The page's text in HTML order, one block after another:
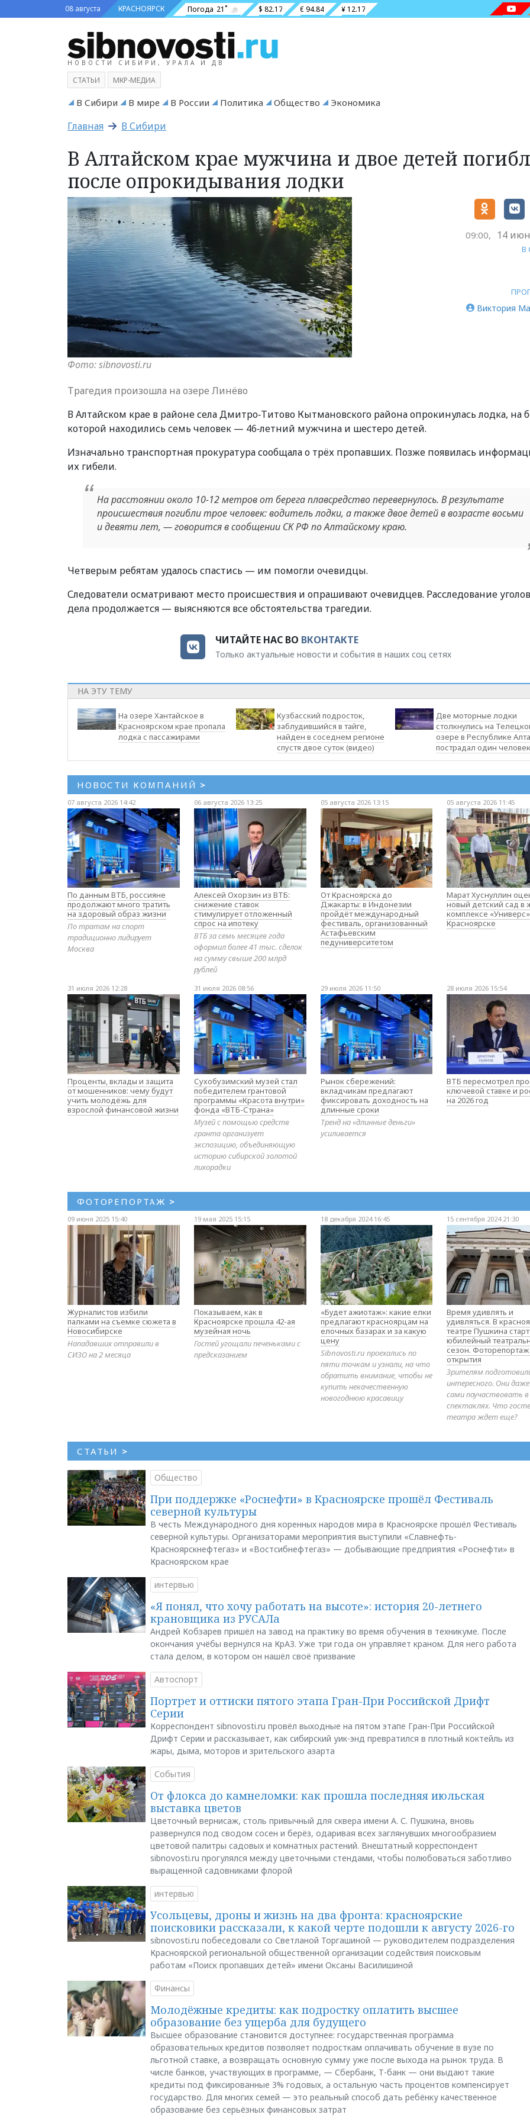
08 августа КРАСНОЯРСК Погода 21˚ $ 82.17 € 94.84 ¥ 12.17
НОВОСТИ СИБИРИ, УРАЛА И ДВ
СТАТЬИ МКР-МЕДИА
В Сибири В мире В России Политика Общество Экономика
Главная В Сибири
В Алтайском крае мужчина и двое детей
после опрокидывания лодки
Фото: sibnovosti.ru
09:00, 14
В
Виктория
Трагедия произошла на озере Линёво
В Алтайском крае в районе села Дмитро‑Титово Кытмановского района опрокинулась лодка, на
которой находились семь человек — 46‑летний мужчина и шестеро детей.
Изначально транспортная прокуратура сообщала о трёх пропавших. Позже появилась
их гибели.
На расстоянии около 10-12 метров от берега плавсредство перевернулось. В результате
происшествия погибли трое человек: водитель лодки, а также двое детей в возрасте восьми
и девяти лет, — говорится в сообщении СК РФ по Алтайскому краю.
Четверым ребятам удалось спастись — им помогли очевидцы.
Следователи осматривают место происшествия и опрашивают очевидцев. Расследование
дела продолжается — выясняются все обстоятельства трагедии.
ЧИТАЙТЕ НАС ВО ВКОНТАКТЕ
Только актуальные новости и события в наших соц сетях
НА ЭТУ ТЕМУ
На озере Хантайское в
Красноярском крае пропала
лодка с пассажирами
Кузбасский подросток,
заблудившийся в тайге,
найден в соседнем регионе
спустя двое суток (видео)
Две моторные лодки
столкнулись на
озере в Республике
пострадал один человек
НОВОСТИ КОМПАНИЙ >
07 августа 2026 14:42
По данным ВТБ, россияне
продолжают много тратить
на здоровый образ жизни
По тратам на спорт
традиционно лидирует
Москва
06 августа 2026 13:25
Алексей Охорзин из ВТБ:
снижение ставок
стимулирует отложенный
спрос на ипотеку
ВТБ за семь месяцев года
оформил более 41 тыс. сделок
на сумму свыше 200 млрд
рублей
05 августа 2026 13:15
От Красноярска до
Джакарты: в Индонезии
пройдёт международный
фестиваль, организованный
Астафьевским
педуниверситетом
05 августа 2026 11:45
Марат Хуснуллин
новый детский сад в
комплексе
Красноярске
31 июля 2026 12:28
Проценты, вклады и защита
от мошенников: чему будут
учить молодёжь для
взрослой финансовой жизни
31 июля 2026 08:56
Сухобузимский музей стал
победителем грантовой
программы «Красота внутри»
фонда «ВТБ-Страна»
Музей с помощью средств
гранта организует
экспозицию, объединяющую
историю сибирской золотой
лихорадки
29 июля 2026 11:50
Рынок сбережений:
вкладчикам предлагают
фиксировать доходность на
длинные сроки
Тренд на «длинные деньги»
усиливается
28 июля 2026 15:54
ВТБ пересмотрел
ключевой ставке и
на 2026 год
ФОТОРЕПОРТАЖ >
09 июня 2025 15:40
Журналистов избили
палками на съемке сюжета в
Новосибирске
Нападавших отправили в
СИЗО на 2 месяца
19 мая 2025 15:15
Показываем, как в
Красноярске прошла 42-ая
музейная ночь
Гостей угощали печеньками с
предсказанием
18 декабря 2024 16:45
«Будет ажиотаж»: какие елки
предлагают красноярцам на
елочных базарах и за какую
цену
Sibnovosti.ru проехались по
пяти точкам и узнали, на что
обратить внимание, чтобы не
купить некачественную
новогоднюю красавицу
15 сентября 2024 21:30
Время удивлять и
удивляться. В
театре Пушкина
юбилейный
сезон. Фоторепортаж
открытия
Зрителям
интересного. Они
сами поучаствовать в
спектаклях. Что
театра ждет еще?
СТАТЬИ >
Общество
При поддержке «Роснефти» в Красноярске прошёл Фестиваль
северной культуры
В честь Международного дня коренных народов мира в Красноярске прошёл Фестиваль
северной культуры. Организаторами мероприятия выступили «Славнефть-
Красноярскнефтегаз» и «Востсибнефтегаз» — добывающие предприятия «Роснефти» в
Красноярском крае
интервью
«Я понял, что хочу работать на высоте»: история 20-летнего
крановщика из РУСАЛа
Андрей Кобзарев пришёл на завод на практику во время обучения в техникуме. После
окончания учёбы вернулся на КрАЗ. Уже три года он управляет краном. Для него работа
стала делом, в котором он нашёл своё призвание
Автоспорт
Портрет и оттиски пятого этапа Гран-При Российской Дрифт
Серии
Корреспондент sibnovosti.ru провёл выходные на пятом этапе Гран-При Российской
Дрифт Серии и рассказывает, как сибирский уик-энд превратился в плотный коктейль из
жары, дыма, моторов и зрительского азарта
События
От флокса до камнеломки: как прошла последняя июльская
выставка цветов
Цветочный вернисаж, столь привычный для сквера имени А. С. Пушкина, вновь
развернулся под сводом сосен и берёз, одаривая всех заглянувших многообразием
цветовой палитры садовых и комнатных растений. Внештатный корреспондент
sibnovosti.ru прогулялся между цветочными стендами, чтобы полюбоваться заботливо
выращенной садовниками флорой
интервью
Усольцевы, дроны и жизнь на два фронта: красноярские
поисковики рассказали, к какой черте подошли к августу 2026-го
sibnovosti.ru побеседовали со Светланой Торгашиной — руководителем подразделения
Красноярской региональной общественной организации содействия поисковым
работам «Поиск пропавших детей» имени Оксаны Василишиной
Финансы
Молодёжные кредиты: как подростку оплатить высшее
образование без ущерба для будущего
Высшее образование становится доступнее: государственная программа
образовательных кредитов позволяет подросткам оплачивать обучение в вузе по
льготной ставке, а возвращать основную сумму уже после выхода на рынок труда. В
числе банков, участвующих в программе, — Сбербанк, Т-банк — они выдают такие
кредиты под фиксированные 3% годовых, а остальную часть процентов компенсирует
государство. Для многих семей — это реальный способ дать ребёнку качественное
образование без серьёзных финансовых затрат